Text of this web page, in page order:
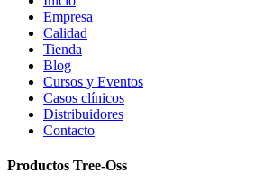
Empresa
Calidad
Tienda
Blog
Cursos y Eventos
Casos clínicos
Distribuidores
Contacto
Productos Tree-Oss